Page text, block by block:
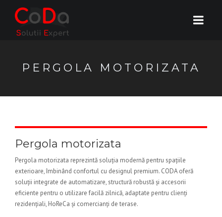
PERGOLA MOTORIZATA
Pergola motorizata
Pergola motorizata reprezintă soluția modernă pentru spațiile
exterioare, îmbinând confortul cu designul premium. CODA oferă
soluții integrate de automatizare, structură robustă și accesorii
eficiente pentru o utilizare facilă zilnică, adaptate pentru clienți
rezidențiali, HoReCa și comercianți de terase.